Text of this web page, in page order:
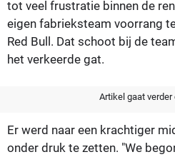
tot veel frustratie binnen de
eigen fabrieksteam voorrang
Red Bull. Dat schoot bij de
het verkeerde gat.
Artikel gaat verder
Er werd naar een krachtiger
onder druk te zetten. "We